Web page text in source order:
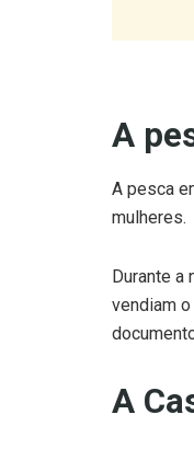
A pesca
A Câmara